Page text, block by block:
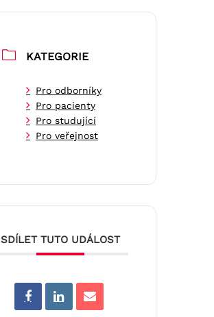
KATEGORIE
Pro odborníky
Pro pacienty
Pro studující
Pro veřejnost
SDÍLET TUTO UDÁLOST